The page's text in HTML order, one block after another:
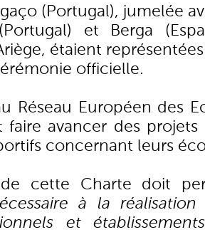
(Portugal), jumelée
et Berga
étaient
officielle.
Réseau Européen des
avancer des projets
concernant leurs
de cette Charte doit
à la réalisation
et